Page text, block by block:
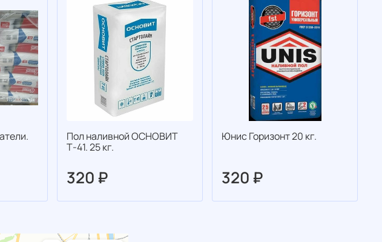
Пол наливной ОСНОВИТ
Т-41. 25 кг.
320 ₽
Юнис Горизонт 20 кг.
320 ₽